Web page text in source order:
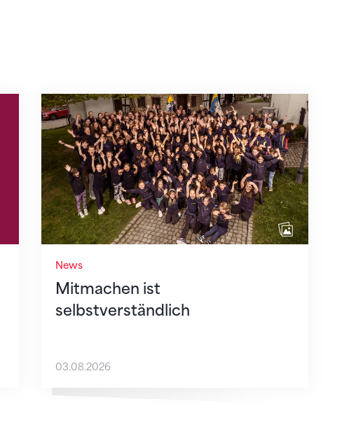
News
Mitmachen ist
selbstverständlich
Mitmachen ist selbstverständlich
03.08.2026